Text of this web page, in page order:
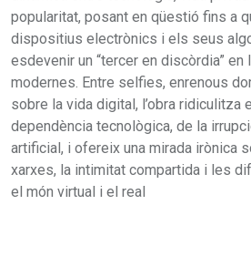
popularitat, posant en qüestió fins a
dispositius electrònics i els seus
esdevenir un “tercer en discòrdia” en
modernes. Entre selfies, enrenous
sobre la vida digital, l’obra ridiculitza
dependència tecnològica, de la
artificial, i ofereix una mirada irònica
xarxes, la intimitat compartida i les
el món virtual i el real